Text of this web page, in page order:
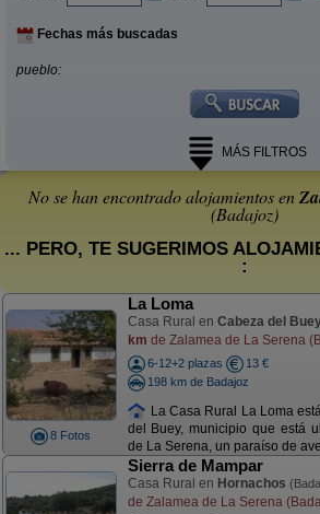
Fechas más buscadas
pueblo:
MÁS FILTROS
No se han encontrado alojamientos en
(Badajoz)
... PERO, TE SUGERIMOS
:
8 Fotos
La Loma
Casa Rural en Cabeza del
km de Zalamea de La Serena
6-12+2 plazas
13 €
198 km de Badajoz
La Casa Rural La Loma
del Buey, municipio que está
de La Serena, un paraíso de
Sierra de Mampar
Casa Rural en Hornachos
de Zalamea de La Serena